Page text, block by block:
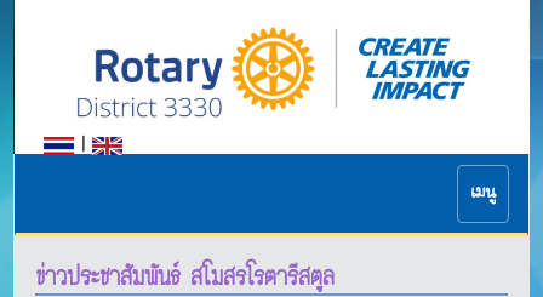
|
เมนู
ข่าวประชาสัมพันธ์ สโมสรโรตารีสตูล